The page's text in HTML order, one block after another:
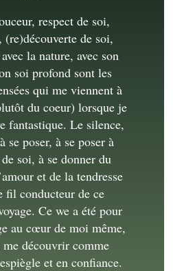
respect de soi,
(re)découverte de soi,
la nature, avec son
soi profond sont les
qui me viennent à
du coeur) lorsque je
fantastique. Le silence,
se poser, à se poser à
soi, à se donner du
et de la tendresse
fil conducteur de ce
Ce we a été pour
au cœur de moi même,
découvrir comme
et en confiance.